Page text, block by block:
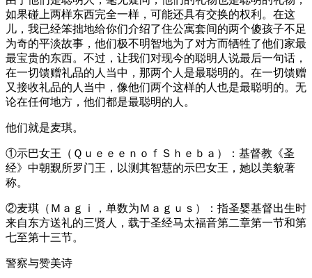
如果碰上两样东西完全一样，可能还具有交换的权利。在这
儿，我已经笨拙地给你们介绍了住公寓套间的两个傻孩子不足
为奇的平淡故事，他们极不明智地为了对方而牺牲了他们家最
最宝贵的东西。不过，让我们对现今的聪明人说最后一句话，
在一切馈赠礼品的人当中，那两个人是最聪明的。在一切馈赠
又接收礼品的人当中，像他们两个这样的人也是最聪明的。无
论在任何地方，他们都是最聪明的人。
他们就是麦琪。
①示巴女王（ＱｕｅｅｅｎｏｆＳｈｅｂａ）：基督教《圣
经》中朝觐所罗门王，以测其智慧的示巴女王，她以美貌著
称。
②麦琪（Ｍａｇｉ，单数为Ｍａｇｕｓ）：指圣婴基督出生时
来自东方送礼的三贤人，载于圣经马太福音第二章第一节和第
七至第十三节。
警察与赞美诗